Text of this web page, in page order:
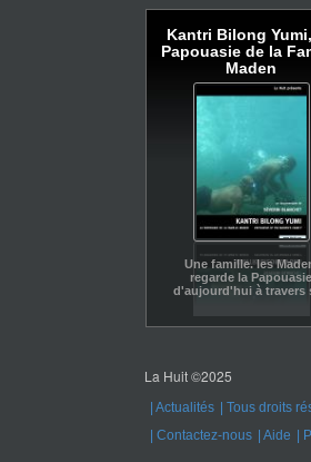
Kantri Bilong
Papouasie de la
Maden
Une famille. les
regarde la Papouasie
d'aujourd'hui à travers
La Huit ©2025
Actualités Tous droits
Contactez-nous
Aide